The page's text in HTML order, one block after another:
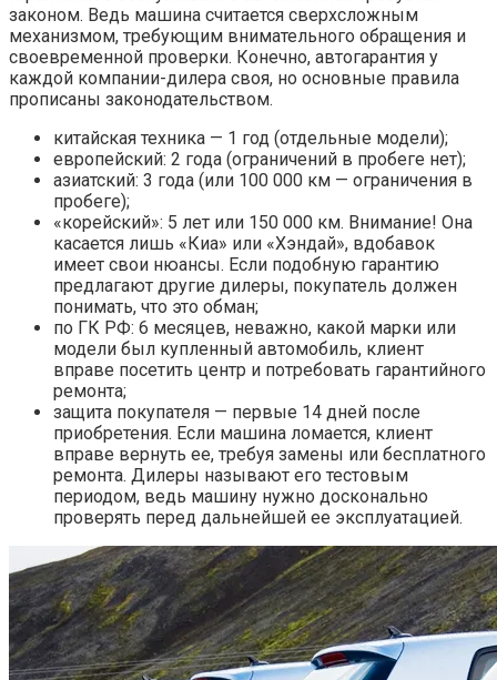
законом. Ведь машина считается сверхсложным
механизмом, требующим внимательного обращения и
своевременной проверки. Конечно, автогарантия у
каждой компании-дилера своя, но основные правила
прописаны законодательством.
китайская техника — 1 год (отдельные модели);
европейский: 2 года (ограничений в пробеге нет);
азиатский: 3 года (или 100 000 км — ограничения в
пробеге);
«корейский»: 5 лет или 150 000 км. Внимание! Она
касается лишь «Киа» или «Хэндай», вдобавок
имеет свои нюансы. Если подобную гарантию
предлагают другие дилеры, покупатель должен
понимать, что это обман;
по ГК РФ: 6 месяцев, неважно, какой марки или
модели был купленный автомобиль, клиент
вправе посетить центр и потребовать гарантийного
ремонта;
защита покупателя — первые 14 дней после
приобретения. Если машина ломается, клиент
вправе вернуть ее, требуя замены или бесплатного
ремонта. Дилеры называют его тестовым
периодом, ведь машину нужно досконально
проверять перед дальнейшей ее эксплуатацией.